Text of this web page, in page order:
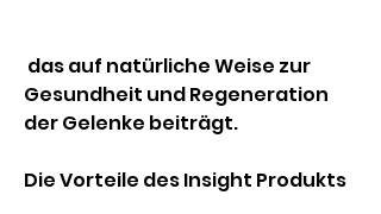
Gesundheit und Regeneration
der Gelenke beiträgt.
Die Vorteile des Insight Produkts